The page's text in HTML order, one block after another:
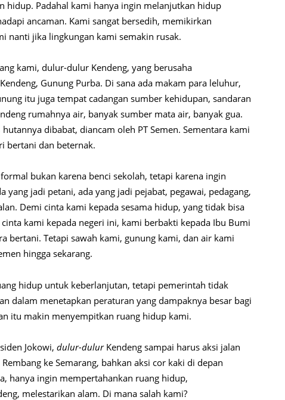
hidup. Padahal kami hanya ingin melanjutkan hidup
ancaman. Kami sangat bersedih, memikirkan
nanti jika lingkungan kami semakin rusak.
kami, dulur-dulur Kendeng, yang berusaha
Gunung Purba. Di sana ada makam para leluhur,
itu juga tempat cadangan sumber kehidupan, sandaran
rumahnya air, banyak sumber mata air, banyak gua.
dibabat, diancam oleh PT Semen. Sementara kami
bertani dan beternak.
bukan karena benci sekolah, tetapi karena ingin
yang jadi petani, ada yang jadi pejabat, pegawai, pedagang,
Demi cinta kami kepada sesama hidup, yang tidak bisa
kami kepada negeri ini, kami berbakti kepada Ibu Bumi
bertani. Tetapi sawah kami, gunung kami, dan air kami
hingga sekarang.
hidup untuk keberlanjutan, tetapi pemerintah tidak
dalam menetapkan peraturan yang dampaknya besar bagi
itu makin menyempitkan ruang hidup kami.
Jokowi,dulur-dulurKendeng sampai harus aksi jalan
ke Semarang, bahkan aksi cor kaki di depan
hanya ingin mempertahankan ruang hidup,
melestarikan alam. Di mana salah kami?